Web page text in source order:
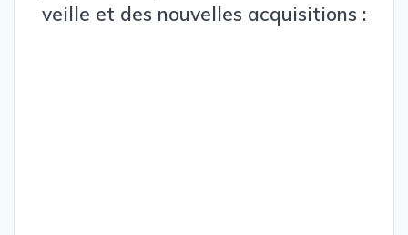
veille et des nouvelles acquisitions :